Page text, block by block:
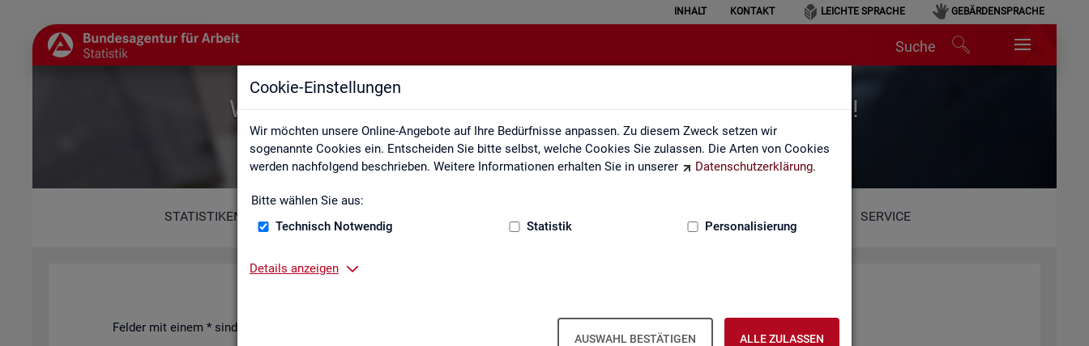
Cookie-Einstellungen
Wir möchten unsere Online-Angebote auf Ihre Bedürfnisse anpassen. Zu diesem Zweck setzen wir
sogenannte Cookies ein. Entscheiden Sie bitte selbst, welche Cookies Sie zulassen. Die Arten von Cookies
werden nachfolgend beschrieben. Weitere Informationen erhalten Sie in unserer
Datenschutzerklärung.
Bitte wählen Sie aus:
Technisch Notwendig
Statistik Personalisierung
Details anzeigen
AUSWAHL BESTÄTIGEN ALLE ZULASSEN
INHALT KONTAKT LEICHTE SPRACHE GEBÄRDENSPRACHE
Suche
Willkommen bei der Statistik der Bundesagentur für Arbeit!
STATISTIKEN SERVICE
Fel­der mit einem * sind Pflicht­fel­der und müs­sen aus­ge­füllt wer­den